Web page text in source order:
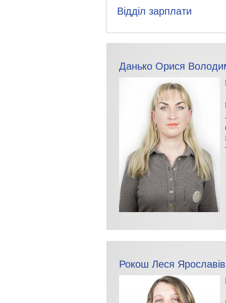
Відділ зарплати
Данько Орися
Рокош Леся